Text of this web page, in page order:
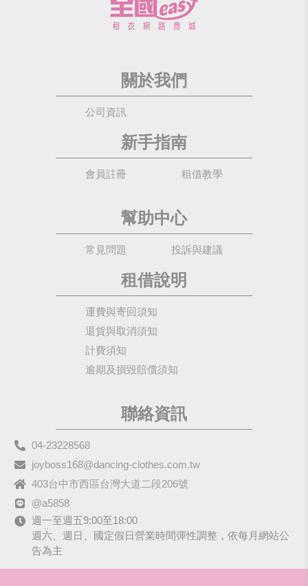
關於我們
公司資訊
新手指南
會員註冊 租借教學
幫助中心
常見問題 投訴與建議
租借說明
運費與寄回須知
退貨與取消須知
計費須知
逾期及損毀賠償須知
聯絡資訊
04-23228568
joyboss168@dancing-clothes.com.tw
403台中市西區台灣大道二段206號
@a5858
週一至週五9:00至18:00
週六、週日、國定假日營業時間彈性調整，依每月網站公
告為主